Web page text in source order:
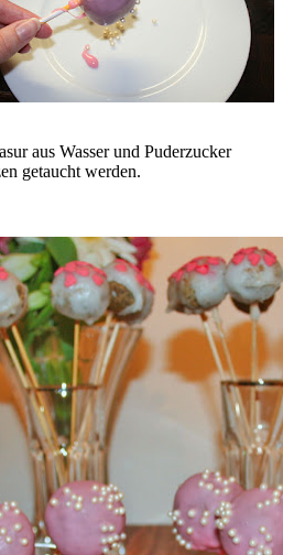
aus Wasser und Puderzucker
getaucht werden.